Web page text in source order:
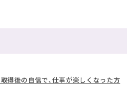
得後の自信で、仕事が楽しくなった方